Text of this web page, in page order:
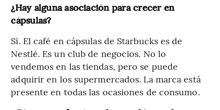
¿Hay alguna asociación para crecer en
cápsulas?
Sí. El café en cápsulas de Starbucks es de
Nestlé. Es un club de negocios. No lo
vendemos en las tiendas, pero se puede
adquirir en los supermercados. La marca está
presente en todas las ocasiones de consumo.